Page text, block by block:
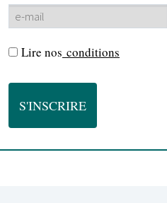
Lire nos conditions